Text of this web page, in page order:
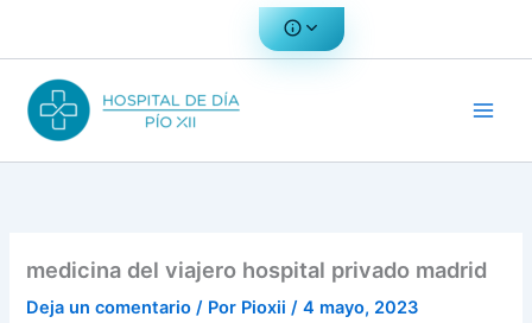
medicina del viajero hospital privado madrid
Deja un comentario / Por Pioxii/4 mayo, 2023